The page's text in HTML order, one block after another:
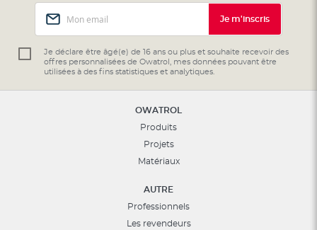
notre
lettre
d’information
Je m'inscris
Je déclare être âgé(e) de 16 ans ou plus et souhaite recevoir des
offres personnalisées de Owatrol, mes données pouvant être
utilisées à des fins statistiques et analytiques.
OWATROL
Produits
Projets
Matériaux
AUTRE
Professionnels
Les revendeurs